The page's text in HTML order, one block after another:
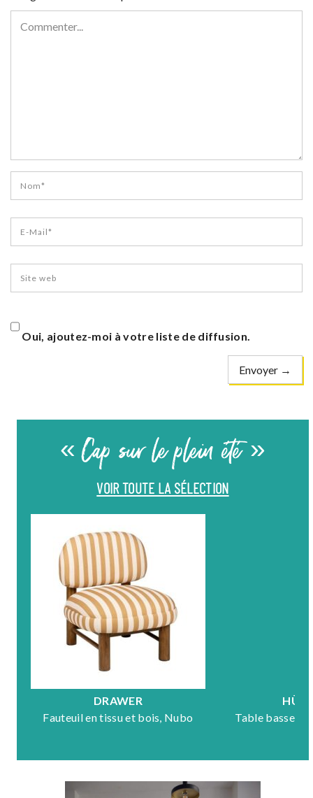
Oui, ajoutez-moi à votre liste de diffusion.
« Cap sur le plein été »
VOIR TOUTE LA SÉLECTION
DRAWER
Fauteuil en tissu et bois, Nubo
Table basse